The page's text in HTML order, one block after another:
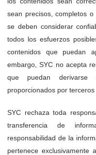
sean precisos, completos
se deben considerar
todos los esfuerzos
contenidos que puedan
embargo, SYC no acepta
que puedan
proporcionados por
SYC rechaza toda
transferencia de
responsabilidad de la
pertenece exclusivamente